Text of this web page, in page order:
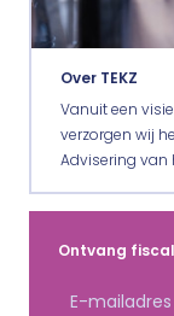
Over TEKZ
Vanuit een
verzorgen wij
Advisering van
Ontvang